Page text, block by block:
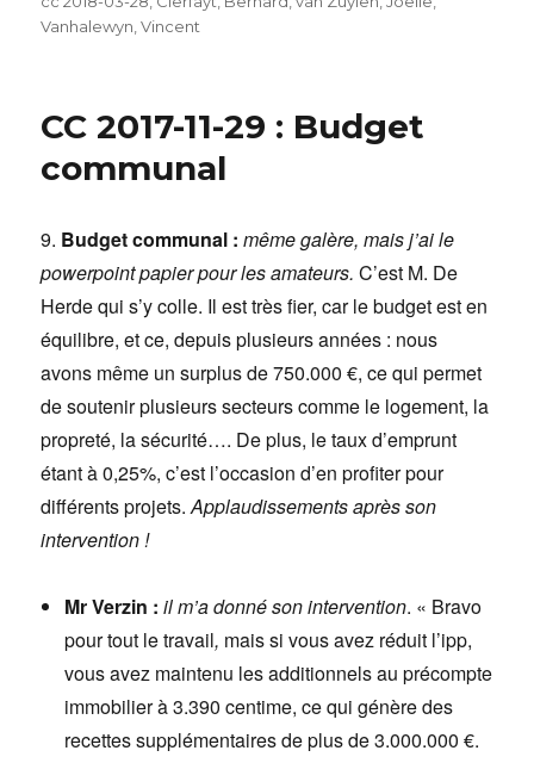
Vanhalewyn, Vincent
CC 2017-11-29 : Budget
communal
9. Budget communal :même galère, mais j’ai le
powerpoint papier pour les amateurs. C’est M. De
Herde qui s’y colle. Il est très fier, car le budget est en
équilibre, et ce, depuis plusieurs années : nous
avons même un surplus de 750.000 €, ce qui permet
de soutenir plusieurs secteurs comme le logement, la
propreté, la sécurité…. De plus, le taux d’emprunt
étant à 0,25%, c’est l’occasion d’en profiter pour
différents projets.Applaudissements après son
intervention !
Mr Verzin : il m’a donné son intervention. « Bravo
pour tout le travail, mais si vous avez réduit l’ipp,
vous avez maintenu les additionnels au précompte
immobilier à 3.390 centime, ce qui génère des
recettes supplémentaires de plus de 3.000.000 €.